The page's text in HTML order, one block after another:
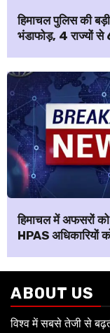
हिमाचल पुलिस की
भंडाफोड़, 4 राज्यों से
हिमाचल में अफसरों
HPAS अधिकारियों
ABOUT US
विश्व में सबसे तेजी से